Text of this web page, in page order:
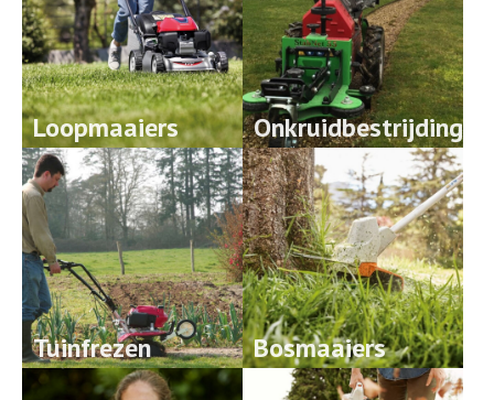
Loopmaaiers Onkruidbestrijding
Tuinfrezen Bosmaaiers